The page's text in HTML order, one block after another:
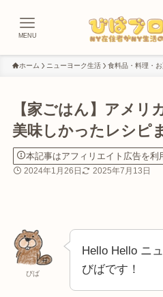
MENU
ホーム ニューヨーク生活 食料品・料理・お
【家ごはん】アメリ
美味しかったレシピ
本記事はアフィリエイト広告を利
2024年1月26日 2025年7月13日
びば
Hello Hello ニ
びばです！